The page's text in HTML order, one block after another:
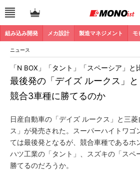
組み込み開発 メカ設計 製造マネジメント モ
ニュース
最後発の「デイズ ルークス」
競合3車種に勝てるのか
「N BOX」「タント」「スペーシア」と
日産自動車の「デイズ ルークス」と三
ス」が発売された。スーパーハイトワゴ
ては最後発となるが、競合車種であるホ
ハツ工業の「タント」、スズキの「スペ
勝てるのだろうか。